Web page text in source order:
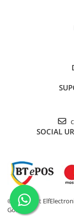
Ce
cablu de
SOCIAL
©Copyright
Gomag